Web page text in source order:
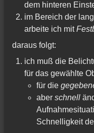
dem hinteren
im Bereich der
arbeite ich mit
daraus folgt:
ich muß die
für das gewählte
für die
aber schnell
Schnelligkeit